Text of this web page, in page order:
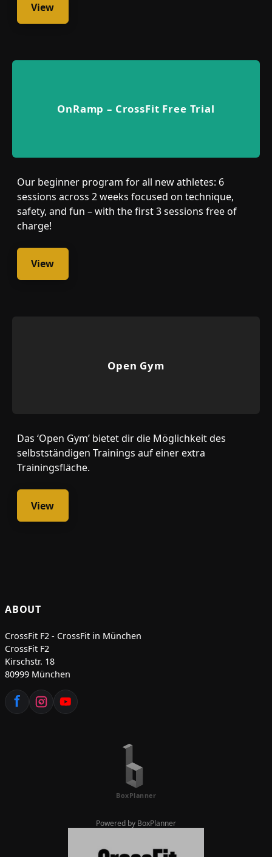
View
OnRamp – CrossFit Free Trial
Our beginner program for all new athletes: 6
sessions across 2 weeks focused on technique,
safety, and fun – with the first 3 sessions free of
charge!
View
Open Gym
Das ‘Open Gym’ bietet dir die Möglichkeit des
selbstständigen Trainings auf einer extra
Trainingsfläche.
View
ABOUT
CrossFit F2 - CrossFit in München
CrossFit F2
Kirschstr. 18
80999 München
Powered by BoxPlanner